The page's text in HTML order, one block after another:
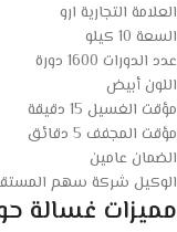
العلامة التجارية ارو
السعة 10 كيلو
عدد الدورات 1600 دورة
اللون أبيض
مؤقت الغسيل 15 دقيقة
مؤقت المجفف 5 دقائق
الضمان عامين
الوكيل شركة سهم
مميزات غسالة حوضين